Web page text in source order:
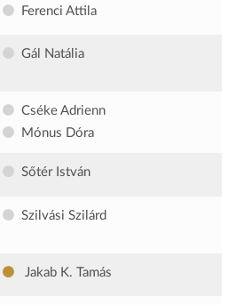
Ferenci Attila
Gál Natália
Cséke Adrienn
Mónus Dóra
Sőtér István
Szilvási Szilárd
Jakab K. Tamás